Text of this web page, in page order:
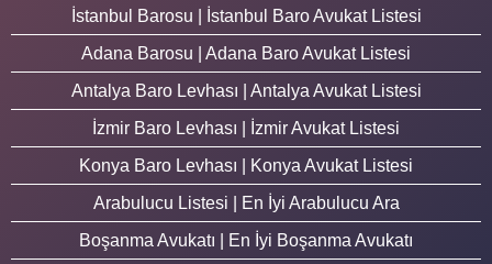
İstanbul Barosu | İstanbul Baro Avukat Listesi
Adana Barosu | Adana Baro Avukat Listesi
Antalya Baro Levhası | Antalya Avukat Listesi
İzmir Baro Levhası | İzmir Avukat Listesi
Konya Baro Levhası | Konya Avukat Listesi
Arabulucu Listesi | En İyi Arabulucu Ara
Boşanma Avukatı | En İyi Boşanma Avukatı